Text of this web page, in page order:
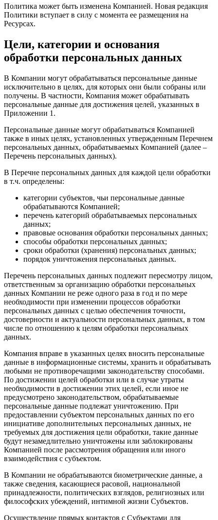
Политика может быть изменена Компанией. Новая редакция
Политики вступает в силу с момента ее размещения на
Ресурсах.
Цели, категории и основания
обработки персональных данных
В Компании могут обрабатываться персональные данные
исключительно в целях, для которых они были собраны или
получены. В частности, Компания может обрабатывать
персональные данные для достижения целей, указанных в
Приложении 1.
Персональные данные могут обрабатываться Компанией
также в иных целях, установленных утвержденным Перечнем
персональных данных, обрабатываемых Компанией (далее –
Перечень персональных данных).
В Перечне персональных данных для каждой цели обработки
в т.ч. определены:
категории субъектов, чьи персональные данные
обрабатываются Компанией;
перечень категорий обрабатываемых персональных
данных;
правовые основания обработки персональных данных;
способы обработки персональных данных;
сроки обработки (хранения) персональных данных;
порядок уничтожения персональных данных.
Перечень персональных данных подлежит пересмотру лицом,
ответственным за организацию обработки персональных
данных Компании не реже одного раза в год и по мере
необходимости при изменении процессов обработки
персональных данных с целью обеспечения точности,
достоверности и актуальности персональных данных, в том
числе по отношению к целям обработки персональных
данных.
Компания вправе в указанных целях вносить персональные
данные в информационные системы, хранить и обрабатывать
любыми не противоречащими законодательству способами.
По достижении целей обработки или в случае утраты
необходимости в достижении этих целей, если иное не
предусмотрено законодательством, обрабатываемые
персональные данные подлежат уничтожению. При
предоставлении субъектом персональных данных по его
инициативе дополнительных персональных данных, не
требуемых для достижения цели обработки, такие данные
будут незамедлительно уничтожены или заблокированы
Компанией после рассмотрения обращения или иного
взаимодействия с субъектом.
В Компании не обрабатываются биометрические данные, а
также сведения, касающиеся расовой, национальной
принадлежности, политических взглядов, религиозных или
философских убеждений, интимной жизни Субъектов.
Осуществление прямых контактов с Субъектами для